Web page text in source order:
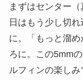
まずはセンター
日はもう少し切
に。「もっと溜
ろに。この5mm
ルフィンの楽しみ